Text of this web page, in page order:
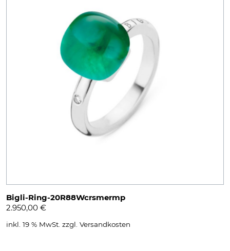
Bigli-Ring-20R88Wcrsmermp
2.950,00 €
inkl. 19 % MwSt. zzgl. Versandkosten